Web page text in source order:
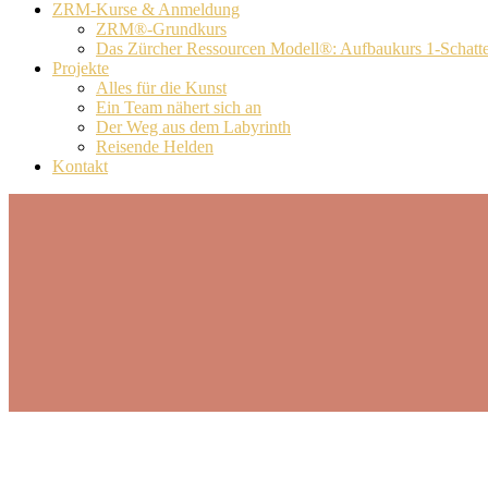
ZRM-Kurse & Anmeldung
ZRM®-Grundkurs
Das Zürcher Ressourcen Modell®: Aufbaukurs 1-
Projekte
Alles für die Kunst
Ein Team nähert sich an
Der Weg aus dem Labyrinth
Reisende Helden
Kontakt